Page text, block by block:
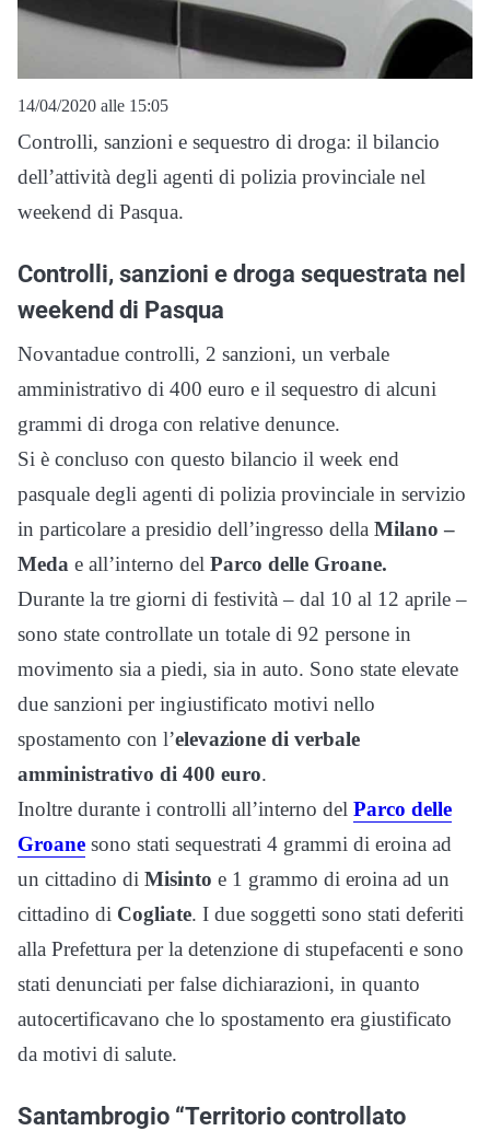
14/04/2020 alle 15:05
Controlli, sanzioni e sequestro di droga: il bilancio
dell’attività degli agenti di polizia provinciale nel
weekend di Pasqua.
Controlli, sanzioni e droga sequestrata nel
weekend di Pasqua
Novantadue controlli, 2 sanzioni, un verbale
amministrativo di 400 euro e il sequestro di alcuni
grammi di droga con relative denunce.
Si è concluso con questo bilancio il week end
pasquale degli agenti di polizia provinciale in servizio
in particolare a presidio dell’ingresso della Milano –
Meda e all’interno del Parco delle Groane.
Durante la tre giorni di festività – dal 10 al 12 aprile –
sono state controllate un totale di 92 persone in
movimento sia a piedi, sia in auto. Sono state elevate
due sanzioni per ingiustificato motivi nello
spostamento con l’elevazione di verbale
amministrativo di 400 euro.
Inoltre durante i controlli all’interno del Parco delle
Groane sono stati sequestrati 4 grammi di eroina ad
un cittadino di Misinto e 1 grammo di eroina ad un
cittadino di Cogliate. I due soggetti sono stati deferiti
alla Prefettura per la detenzione di stupefacenti e sono
stati denunciati per false dichiarazioni, in quanto
autocertificavano che lo spostamento era giustificato
da motivi di salute.
Santambrogio “Territorio controllato